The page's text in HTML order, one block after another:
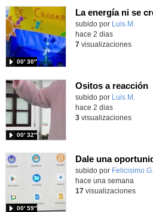
Contenido educativo.
subido por Luis M.
00′ 30″
hace 2 dias
7visualizaciones
Ositos a reacción
Contenido educativo.
subido por Luis M.
00′ 32″
hace 2 dias
3visualizaciones
Contenido educativo.
subido por Felicisimo G.
00′ 59″
hace una semana
17visualizaciones